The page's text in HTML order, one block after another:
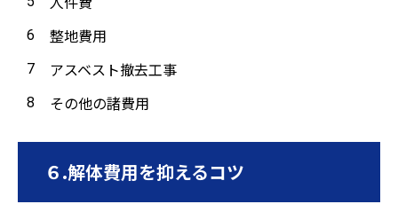
整地費用
アスベスト撤去工事
その他の諸費用
６.解体費用を抑えるコツ